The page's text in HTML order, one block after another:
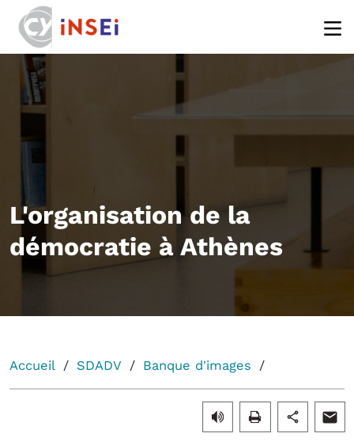
L'organisation de la
démocratie à Athènes
Accueil SDADV Banque d'images